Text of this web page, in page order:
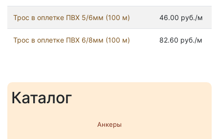
Каталог
Анкеры
Трос в оплетке ПВХ 5/6мм (100 м) 46.00 руб./м
Трос в оплетке ПВХ 6/8мм (100 м) 82.60 руб./м